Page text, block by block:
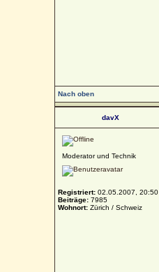
Nach oben
davX
Moderator und Technik
Registriert: 02.05.2007, 20:50
Beiträge: 7985
Wohnort: Zürich / Schweiz